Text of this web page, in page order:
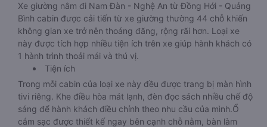
Xe giường nằm đi Nam Đàn - Nghệ An từ Đồng Hới - Quảng
Bình cabin được cải tiến từ xe giường thường 44 chỗ khiến
không gian xe trở nên thoáng đãng, rộng rãi hơn. Loại xe
này được tích hợp nhiều tiện ích trên xe giúp hành khách có
1 hành trình thoải mái và thú vị.
Tiện ích
Trong mỗi cabin của loại xe này đều được trang bị màn hình
tivi riêng. Khe điều hòa mát lạnh, đèn đọc sách nhiều chế độ
sáng để hành khách điều chỉnh theo nhu cầu của mình.Ổ
cắm sạc được thiết kế ngay bên cạnh chỗ nằm, bàn làm